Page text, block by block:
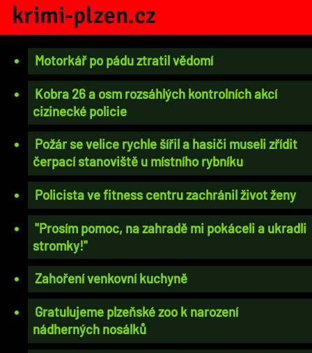
krimi-plzen.cz
Motorkář po pádu ztratil vědomí
Kobra 26 a osm rozsáhlých kontrolních akcí
cizinecké policie
Požár se velice rychle šířil a hasiči museli zřídit
čerpací stanoviště u místního rybníku
Policista ve fitness centru zachránil život ženy
"Prosím pomoc, na zahradě mi pokáceli a ukradli
stromky!"
Zahoření venkovní kuchyně
Gratulujeme plzeňské zoo k narození
nádherných nosálků